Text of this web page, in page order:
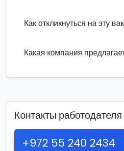
Как откликнуться на эту
Какая компания
Контакты работодателя
+972 55 240 2434